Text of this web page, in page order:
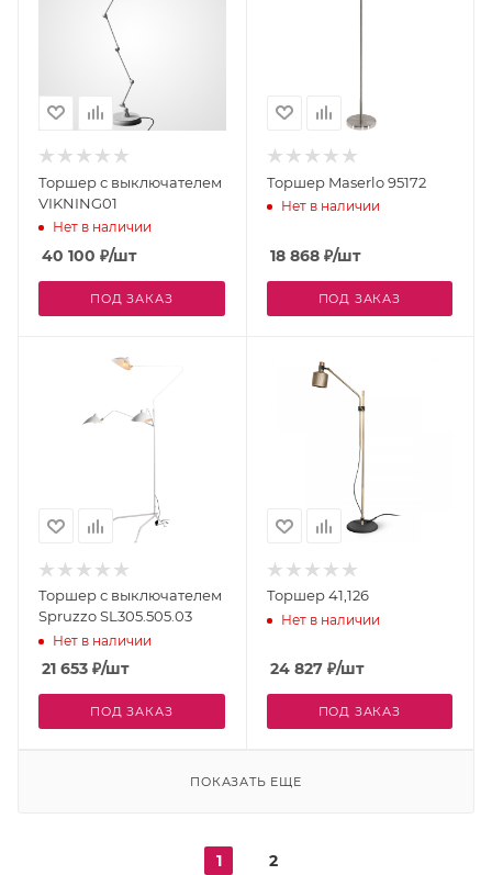
Торшер с выключателем
VIKNING01
Нет в наличии
40 100 ₽/шт
ПОД ЗАКАЗ
Торшер Maserlo 95172
Нет в наличии
18 868₽/шт
ПОД ЗАКАЗ
Торшер с выключателем
Spruzzo SL305.505.03
Нет в наличии
21 653 ₽/шт
ПОД ЗАКАЗ
Торшер 41,126
Нет в наличии
24 827₽/шт
ПОД ЗАКАЗ
ПОКАЗАТЬ ЕЩЕ
1 2